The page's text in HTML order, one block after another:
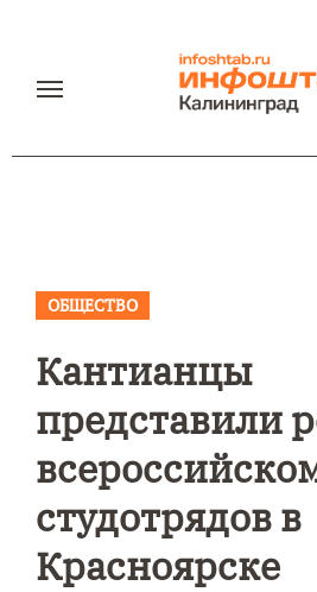
содержанию
ОБЩЕСТВО
Кантианцы
представили
студотрядов в
Красноярске